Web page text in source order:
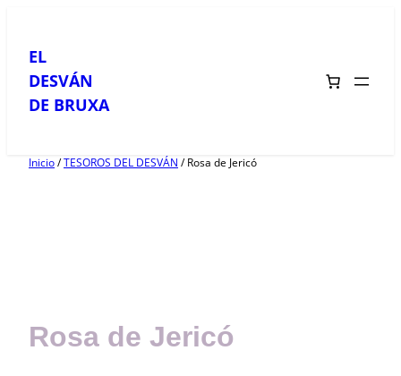
contenido
EL
DESVÁN
DE BRUXA
Inicio/TESOROS DEL DESVÁN / Rosa de Jericó
Rosa de Jericó